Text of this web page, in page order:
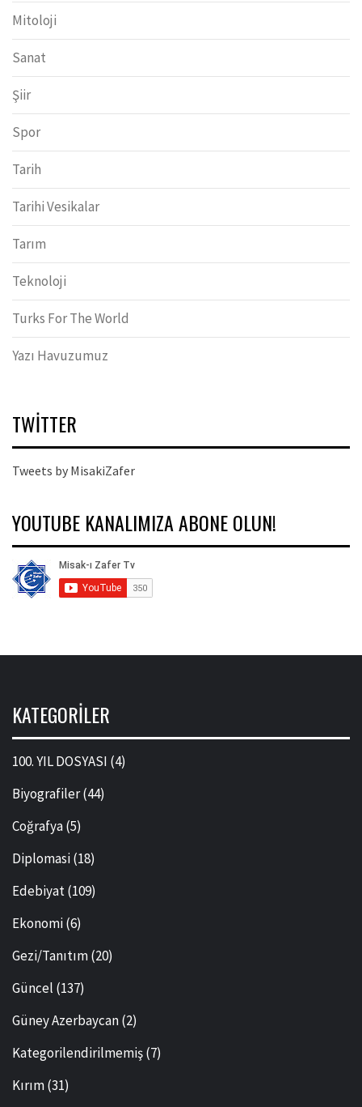
Mitoloji
Sanat
Şiir
Spor
Tarih
Tarihi Vesikalar
Tarım
Teknoloji
Turks For The World
Yazı Havuzumuz
TWITTER
Tweets by MisakiZafer
YOUTUBE KANALIMIZA ABONE OLUN!
KATEGORILER
100. YIL DOSYASI (4)
Biyografiler(44)
Coğrafya(5)
Diplomasi(18)
Edebiyat(109)
Ekonomi(6)
Gezi/Tanıtım(20)
Güncel (137)
Güney Azerbaycan(2)
Kategorilendirilmemiş(7)
Kırım(31)